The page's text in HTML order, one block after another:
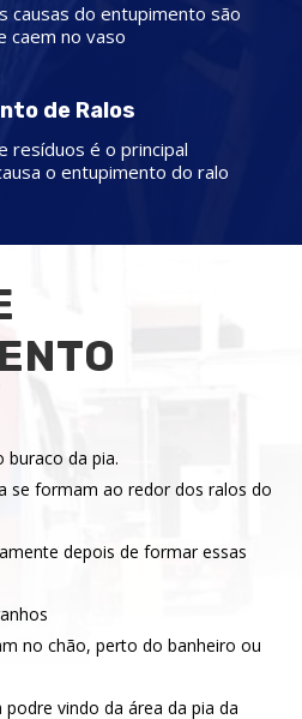
causas do entupimento são
caem no vaso
de Ralos
resíduos é o principal
o entupimento do ralo
buraco da pia.
se formam ao redor dos ralos do
depois de formar essas
no chão, perto do banheiro ou
vindo da área da pia da